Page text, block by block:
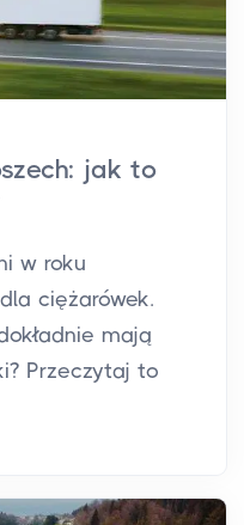
jak to
w roku
ciężarówek.
mają
Przeczytaj to